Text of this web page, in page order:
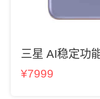
三星 AI稳定功
¥7999